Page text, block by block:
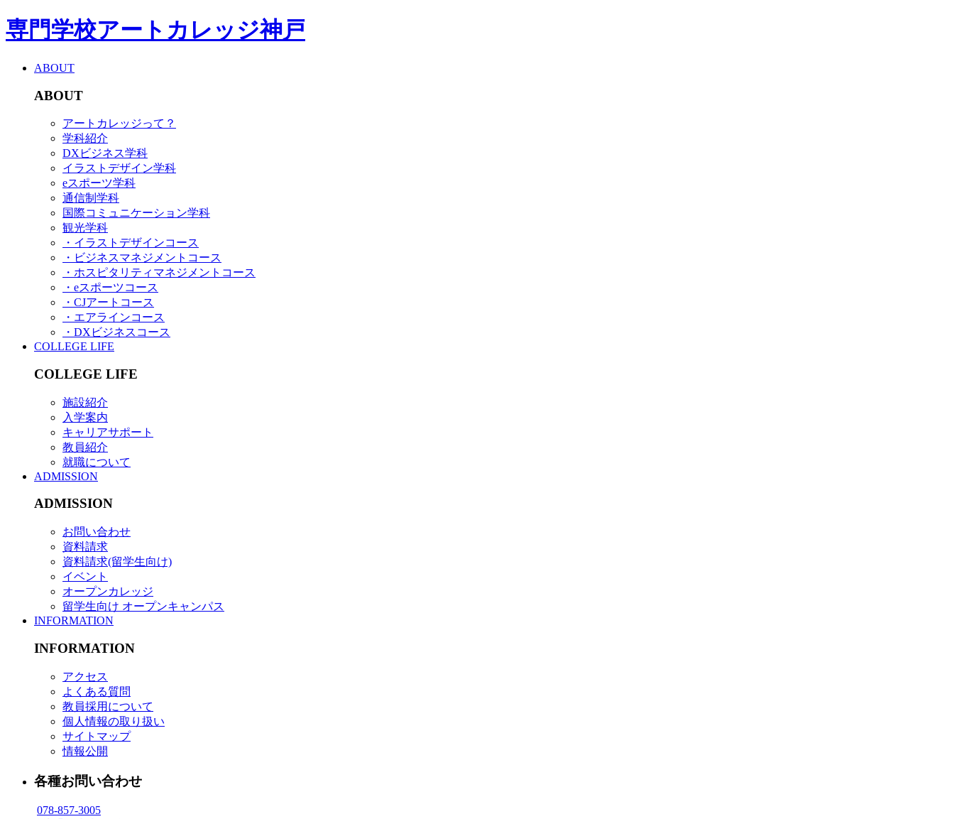
専門学校アートカレッジ神戸
ABOUT
ABOUT
アートカレッジって？
学科紹介
DXビジネス学科
イラストデザイン学科
eスポーツ学科
通信制学科
国際コミュニケーション学科
観光学科
・イラストデザインコース
・ビジネスマネジメントコース
・ホスピタリティマネジメントコース
・eスポーツコース
・CJアートコース
・エアラインコース
・DXビジネスコース
COLLEGE LIFE
COLLEGE LIFE
施設紹介
入学案内
キャリアサポート
教員紹介
就職について
ADMISSION
ADMISSION
お問い合わせ
資料請求
資料請求(留学生向け)
イベント
オープンカレッジ
留学生向け オープンキャンパス
INFORMATION
INFORMATION
アクセス
よくある質問
教員採用について
個人情報の取り扱い
サイトマップ
情報公開
各種お問い合わせ
078-857-3005